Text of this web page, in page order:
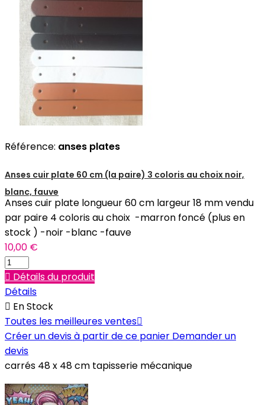
Référence: anses plates
Anses cuir plate 60 cm (la paire) 3 coloris au choix noir,
blanc, fauve
Anses cuir plate longueur 60 cm largeur 18 mm vendu
par paire 4 coloris au choix -marron foncé (plus en
stock ) -noir -blanc -fauve
10,00 €
 Détails du produit
Détails
 En Stock
Toutes les meilleures ventes
Créer un devis à partir de ce panier Demander un
devis
carrés 48 x 48 cm tapisserie mécanique